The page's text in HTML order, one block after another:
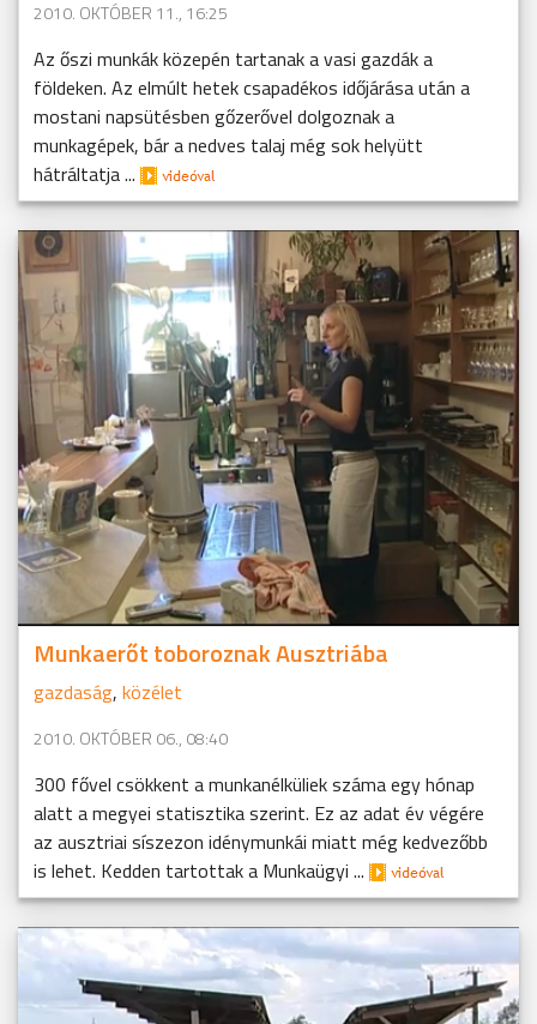
2010. OKTÓBER 11., 16:25
Az őszi munkák közepén tartanak a vasi gazdák a
földeken. Az elmúlt hetek csapadékos időjárása után a
mostani napsütésben gőzerővel dolgoznak a
munkagépek, bár a nedves talaj még sok helyütt
hátráltatja ...
Munkaerőt toboroznak Ausztriába
gazdaság, közélet
2010. OKTÓBER 06., 08:40
300 fővel csökkent a munkanélküliek száma egy hónap
alatt a megyei statisztika szerint. Ez az adat év végére
az ausztriai síszezon idénymunkái miatt még kedvezőbb
is lehet. Kedden tartottak a Munkaügyi ...